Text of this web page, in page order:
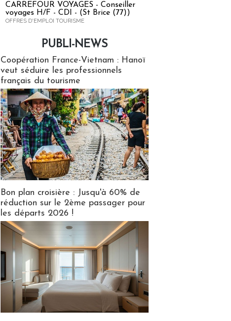
CARREFOUR VOYAGES - Conseiller
voyages H/F - CDI - (St Brice (77))
OFFRES D'EMPLOI TOURISME
PUBLI-NEWS
Coopération France-Vietnam : Hanoï
veut séduire les professionnels
français du tourisme
Bon plan croisière : Jusqu'à 60% de
réduction sur le 2ème passager pour
les départs 2026 !